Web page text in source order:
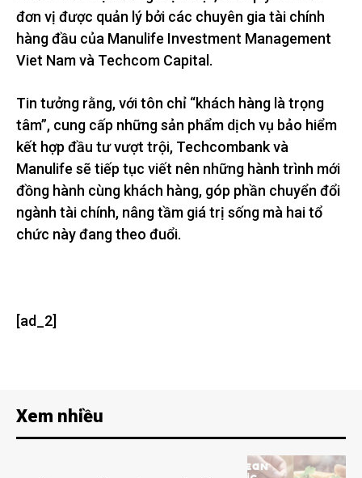
đơn vị được quản lý bởi các chuyên gia tài chính
hàng đầu của Manulife Investment Management
Viet Nam và Techcom Capital.
Tin tưởng rằng, với tôn chỉ “khách hàng là trọng
tâm”, cung cấp những sản phẩm dịch vụ bảo hiểm
kết hợp đầu tư vượt trội, Techcombank và
Manulife sẽ tiếp tục viết nên những hành trình mới
đồng hành cùng khách hàng, góp phần chuyển đổi
ngành tài chính, nâng tầm giá trị sống mà hai tổ
chức này đang theo đuổi.
[ad_2]
Xem nhiều